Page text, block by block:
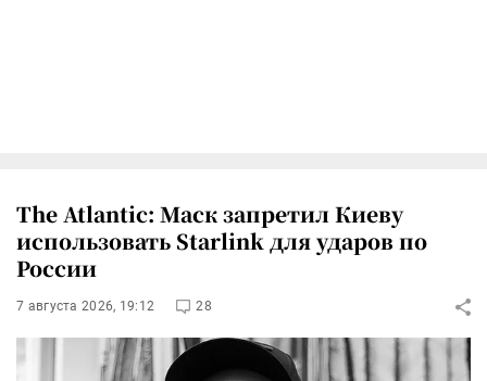
The Atlantic: Маск запретил Киеву
использовать Starlink для ударов по
России
7 августа 2026, 19:12 28